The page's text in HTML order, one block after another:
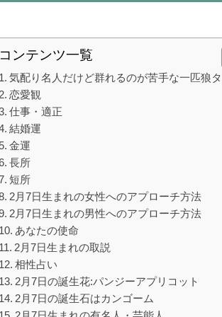
コンテンツ一覧
気配り名人だけど群れるのが苦手な一匹狼
恋愛観
仕事・適正
結婚運
金運
長所
短所
2月7日生まれの女性へのアプローチ方法
2月7日生まれの男性へのアプローチ方法
あなたの使命
2月7日生まれの取説
相性占い
2月7日の誕生花:パンジーアプリコット
2月7日の誕生石はカンゴーム